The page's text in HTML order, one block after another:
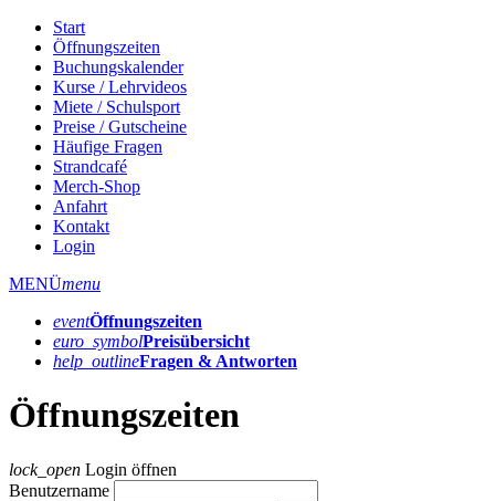
Start
Öffnungszeiten
Buchungskalender
Kurse / Lehrvideos
Miete / Schulsport
Preise / Gutscheine
Häufige Fragen
Strandcafé
Merch-Shop
Anfahrt
Kontakt
Login
MENÜmenu
eventÖffnungs­zeiten
euro_symbolPreis­übersicht
help_outlineFragen & Antworten
Öffnungszeiten
lock_open Login öffnen
Benutzername